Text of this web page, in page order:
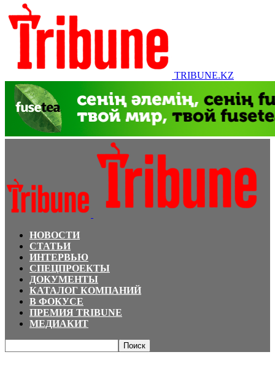
TRIBUNE.KZ
НОВОСТИ
СТАТЬИ
ИНТЕРВЬЮ
СПЕЦПРОЕКТЫ
ДОКУМЕНТЫ
КАТАЛОГ КОМПАНИЙ
В ФОКУСЕ
ПРЕМИЯ TRIBUNE
МЕДИАКИТ